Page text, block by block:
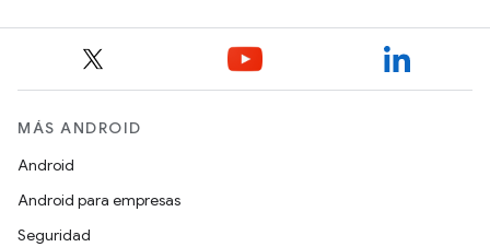
MÁS ANDROID
Android
Android para empresas
Seguridad